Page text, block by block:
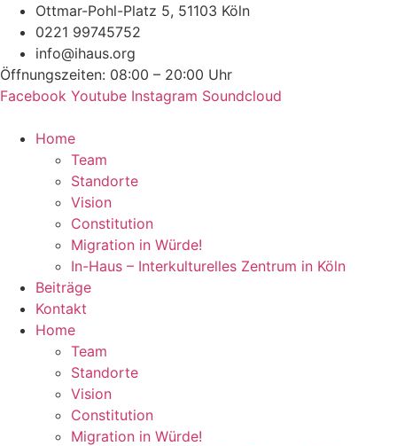
Zum
Inhalt
springen
Ottmar-Pohl-Platz 5, 51103 Köln
0221 99745752
info@ihaus.org
Öffnungszeiten: 08:00 – 20:00 Uhr
Facebook Youtube Instagram Soundcloud
Home
Team
Standorte
Vision
Constitution
Migration in Würde!
In-Haus – Interkulturelles Zentrum in Köln
Beiträge
Kontakt
Home
Team
Standorte
Vision
Constitution
Migration in Würde!